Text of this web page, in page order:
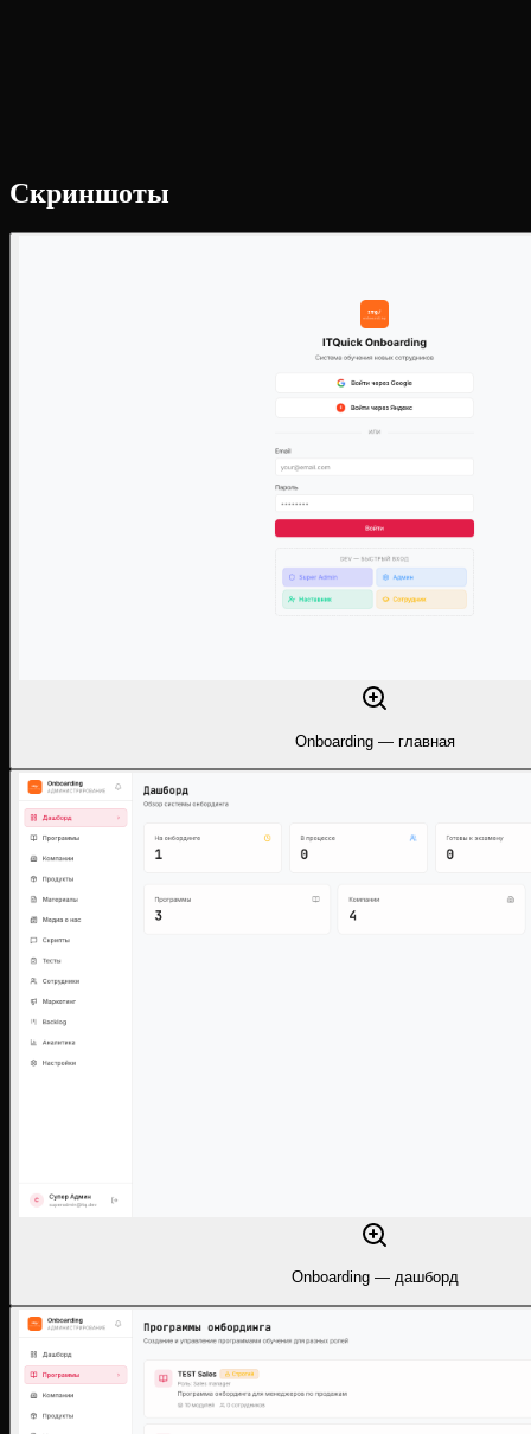
Скриншоты
Onboarding — главная
Onboarding — дашборд